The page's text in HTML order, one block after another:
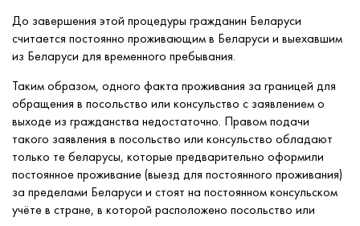
До завершения этой процедуры гражданин Беларуси
считается постоянно проживающим в Беларуси и выехавшим
из Беларуси для временного пребывания.
Таким образом, одного факта проживания за границей для
обращения в посольство или консульство с заявлением о
выходе из гражданства недостаточно. Правом подачи
такого заявления в посольство или консульство обладают
только те беларусы, которые предварительно оформили
постоянное проживание (выезд для постоянного проживания)
за пределами Беларуси и стоят на постоянном консульском
учёте в стране, в которой расположено посольство или